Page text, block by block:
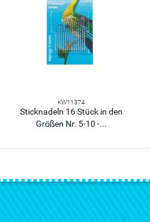
KW11374
Sticknadeln 16 Stück in den
Größen Nr. 5-10 -...